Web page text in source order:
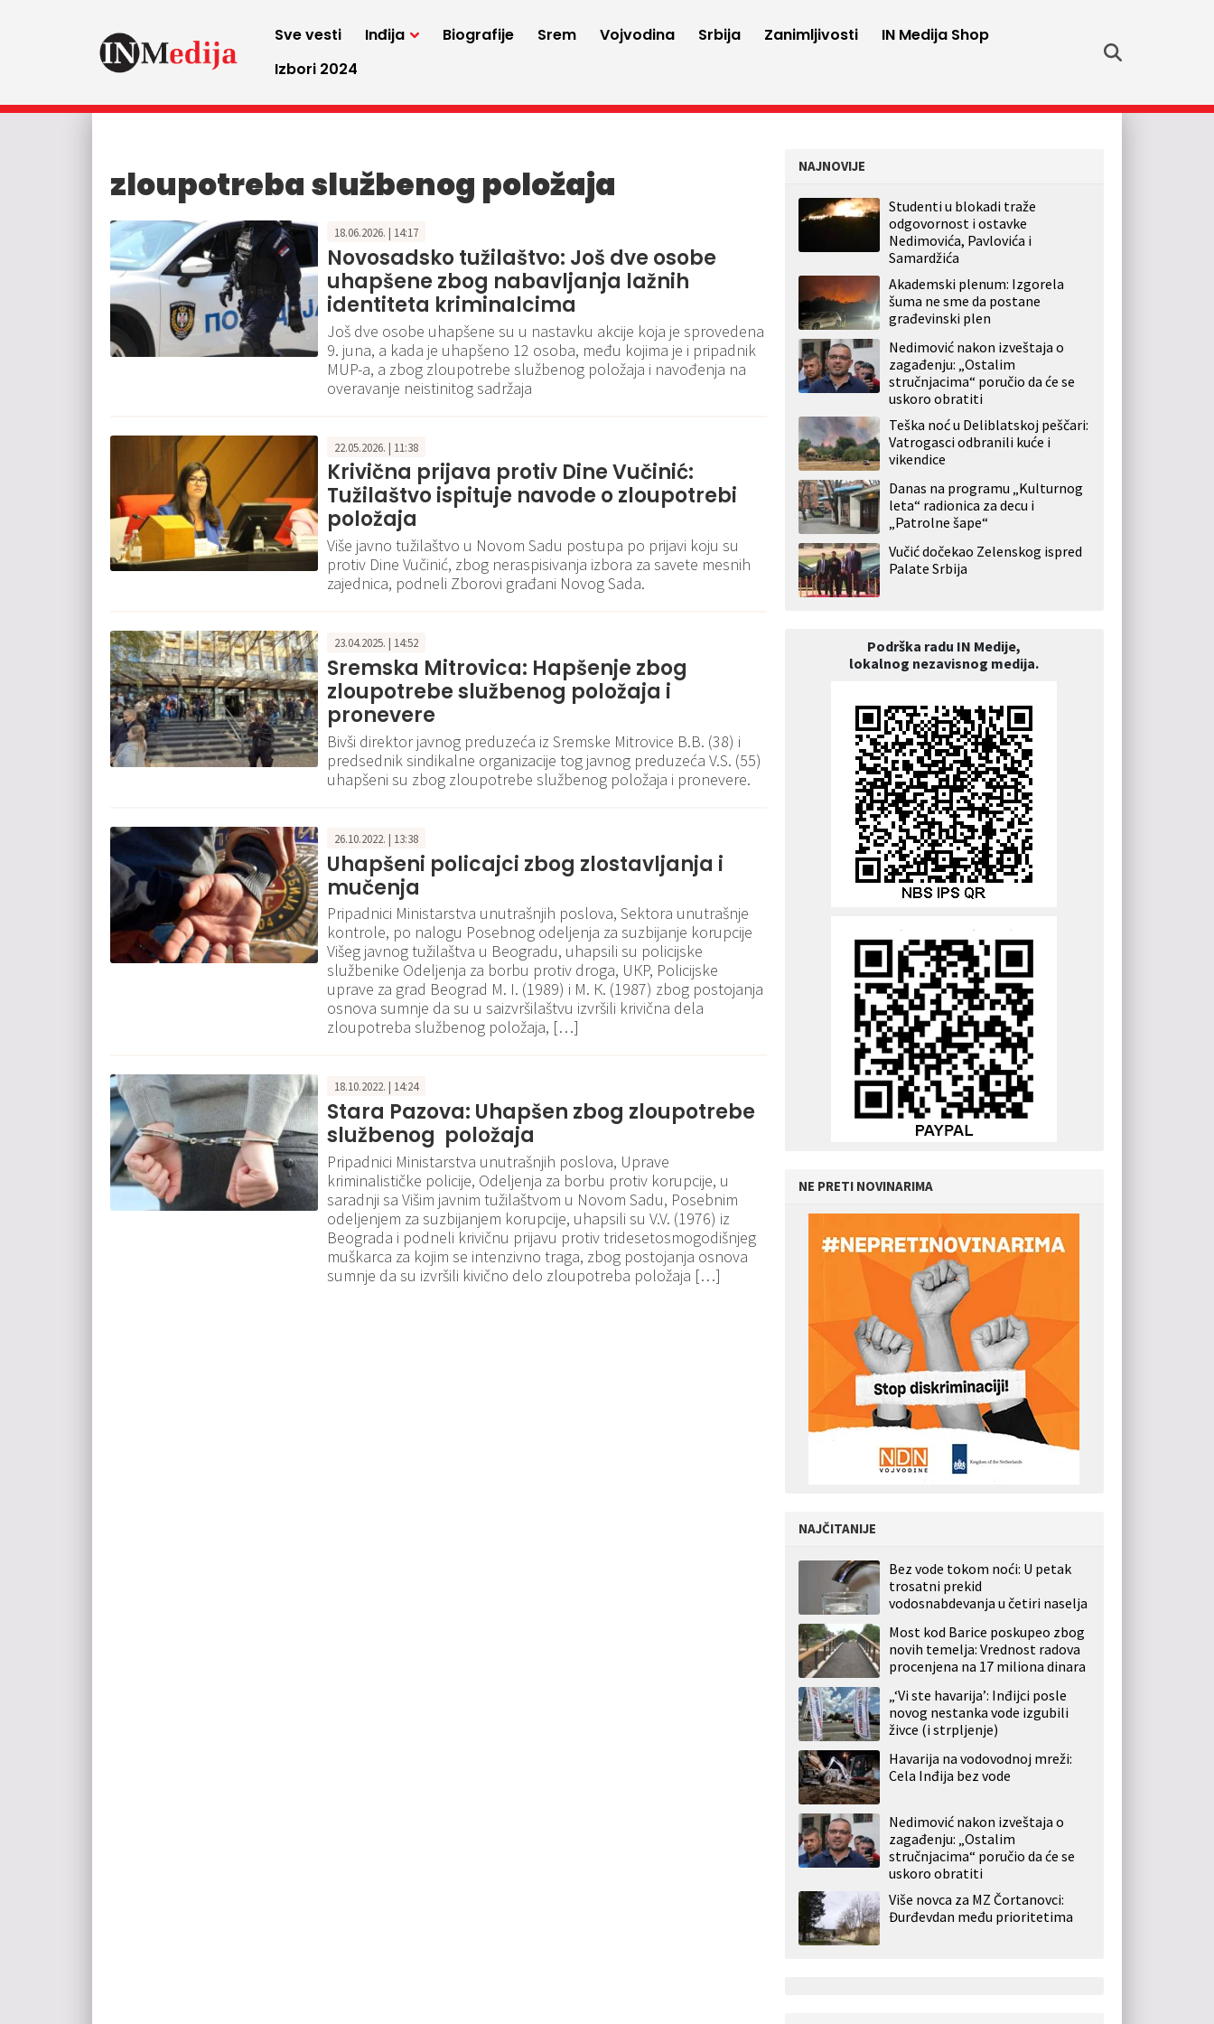
Sve vesti Inđija Biografije Srem Vojvodina Srbija Zanimljivosti
IN Medija Shop
Izbori 2024
zloupotreba službenog položaja
18.06.2026. | 14:17
Novosadsko tužilaštvo: Još dve osobe
uhapšene zbog nabavljanja lažnih
identiteta kriminalcima
Još dve osobe uhapšene su u nastavku akcije koja je sprovedena
9. juna, a kada je uhapšeno 12 osoba, među kojima je i pripadnik
MUP-a, a zbog zloupotrebe službenog položaja i navođenja na
overavanje neistinitog sadržaja
22.05.2026. | 11:38
Krivična prijava protiv Dine Vučinić:
Tužilaštvo ispituje navode o zloupotrebi
položaja
Više javno tužilaštvo u Novom Sadu postupa po prijavi koju su
protiv Dine Vučinić, zbog neraspisivanja izbora za savete mesnih
zajednica, podneli Zborovi građani Novog Sada.
23.04.2025. | 14:52
Sremska Mitrovica: Hapšenje zbog
zloupotrebe službenog položaja i
pronevere
Bivši direktor javnog preduzeća iz Sremske Mitrovice B.B. (38) i
predsednik sindikalne organizacije tog javnog preduzeća V.S. (55)
uhapšeni su zbog zloupotrebe službenog položaja i pronevere.
26.10.2022. | 13:38
Uhapšeni policajci zbog zlostavljanja i
mučenja
Pripadnici Ministarstva unutrašnjih poslova, Sektora unutrašnje
kontrole, po nalogu Posebnog odeljenja za suzbijanje korupcije
Višeg javnog tužilaštva u Beogradu, uhapsili su policijske
službenike Odeljenja za borbu protiv droga, UКP, Policijske
uprave za grad Beograd M. I. (1989) i M. К. (1987) zbog postojanja
osnova sumnje da su u saizvršilaštvu izvršili krivična dela
zloupotreba službenog položaja, […]
18.10.2022. | 14:24
Stara Pazova: Uhapšen zbog zloupotrebe
službenog položaja
Pripadnici Ministarstva unutrašnjih poslova, Uprave
kriminalističke policije, Odeljenja za borbu protiv korupcije, u
saradnji sa Višim javnim tužilaštvom u Novom Sadu, Posebnim
odeljenjem za suzbijanjem korupcije, uhapsili su V.V. (1976) iz
Beograda i podneli krivičnu prijavu protiv tridesetosmogodišnjeg
muškarca za kojim se intenzivno traga, zbog postojanja osnova
sumnje da su izvršili kivično delo zloupotreba položaja […]
NAJNOVIJE
Studenti u blokadi traže
odgovornost i ostavke
Nedimovića, Pavlovića i
Samardžića
Akademski plenum: Izgorela
šuma ne sme da postane
građevinski plen
Nedimović nakon izveštaja o
zagađenju: „Ostalim
stručnjacima“ poručio da će se
uskoro obratiti
Teška noć u Deliblatskoj peščari:
Vatrogasci odbranili kuće i
vikendice
Danas na programu „Kulturnog
leta“ radionica za decu i
„Patrolne šape“
Vučić dočekao Zelenskog ispred
Palate Srbija
Podrška radu IN Medije,
lokalnog nezavisnog medija.
NE PRETI NOVINARIMA
NAJČITANIJE
Bez vode tokom noći: U petak
trosatni prekid
vodosnabdevanja u četiri naselja
Most kod Barice poskupeo zbog
novih temelja: Vrednost radova
procenjena na 17 miliona dinara
„‘Vi ste havarija’: Inđijci posle
novog nestanka vode izgubili
živce (i strpljenje)
Havarija na vodovodnoj mreži:
Cela Inđija bez vode
Nedimović nakon izveštaja o
zagađenju: „Ostalim
stručnjacima“ poručio da će se
uskoro obratiti
Više novca za MZ Čortanovci:
Đurđevdan među prioritetima